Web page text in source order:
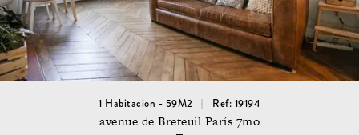
1 Habitacion - 59M2 Ref: 19194
avenue de Breteuil París 7mo